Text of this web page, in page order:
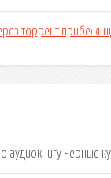
торрент
аудиокнигу Черные